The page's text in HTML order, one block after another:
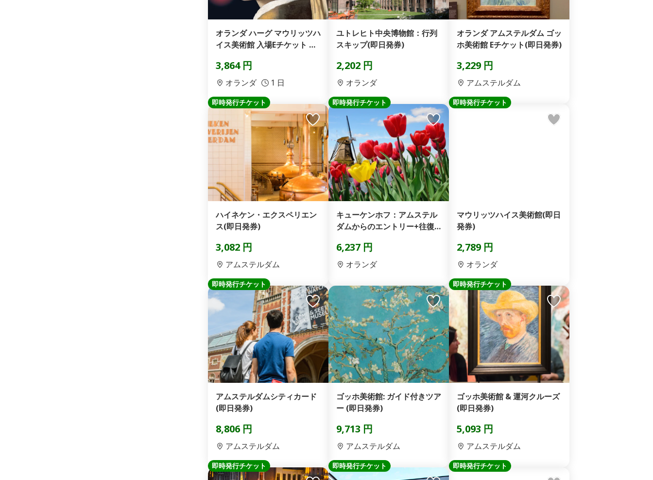
オランダ ハーグ マウリッツハ
イス美術館 入場Eチケット 予
3,864 円
オランダ 1 日
ユトレヒト中央博物館：行列
スキップ(即日発券)
2,202 円
オランダ
オランダ アムステルダム ゴッ
ホ美術館 Eチケット(即日発券)
3,229 円
アムステルダム
即時発行チケット
ハイネケン・エクスペリエン
ス(即日発券)
3,082 円
アムステルダム
即時発行チケット
キューケンホフ：アムステル
ダムからのエントリー+往復
6,237 円
オランダ
即時発行チケット
マウリッツハイス美術館(即日
発券)
2,789 円
オランダ
即時発行チケット
アムステルダムシティカード
(即日発券)
8,806 円
アムステルダム
ゴッホ美術館: ガイド付きツア
ー (即日発券)
9,713 円
アムステルダム
即時発行チケット
ゴッホ美術館 & 運河クルーズ
(即日発券)
5,093 円
アムステルダム
即時発行チケット 即時発行チケット 即時発行チケット